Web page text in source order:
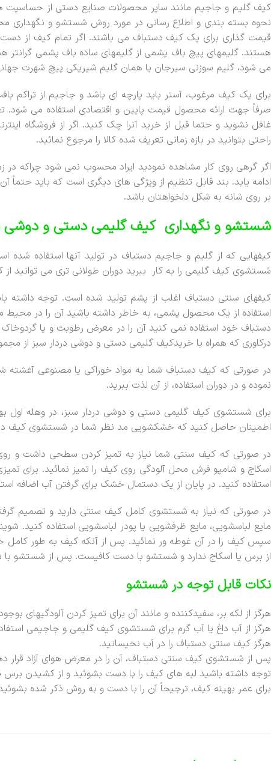
کیف گلیم و جاجیم مانند سایر محصولات صنایع دستی از
نحوه بسته بندی و اطلاع رسانی در مورد روش شستشو و نگهداری
قیمت گذاری برای یک کیف دستباف می باشند. اگر تمام کیف از
هستند. گلیمهای پیچ باف پشمی از گلیمهای ساده باف پشمی گرانتر
می شود، گلیم سوزنی سیرجان یا همان گلیم شیریکی پیچ شهرت
برای یک کیف مرغوب، آستر باید پارچه ای باشد و جاجیم از تراکم
صرفاً جهت ارائه محصول قیمت پایین و اقتصادی استفاده می شود.
غافل نشوید و حتما قبل از خرید آنرا چک کنید. اگر از فروشگاه
راحتی بتوانید در بازه زمانی تعریف شده کالا را مرجوع نمائید.
اگر گرهی روی کار مشاهده نمودید ایراد محسوب نمی شود چراکه
ادامه یابد. بند قابل تنظیم از ویژگی های دیگری است که باید
بر روی شانه به شکل دلخواهتان باشد.
شستشو و نگهداری کیف گلیمی دستی و دوشی
کیفهایی که از گلیم و جاجیم دستباف در تولید آنها استفاده شده
شستشوی کیف گلیمی را به کار ببرید دوران طولانی تری می توانید از
کیفهای سنتی دستباف اغلب از پشم تولید شده است. توجه
استفاده از یک محصول پشمی، به خاطر داشته باشید آن را در
دستباف خود استفاده نمی کنید آن را در معرض رطوبت و یا گردوخاک
درکاوری که همراه با خریدکیف گلیمی دستی و دوشی دردار سبز از
در صورتی که کیف دستباف شما به مواد خوراکی یا مصنوعی
نموده و در دوران استفاده، از آن لذت ببرید.
برای شستشوی کیف گلیمی دستی و دوشی دردار سبز، در وهله اول
اطمینان حاصل کنید که خشکشویی مد نظر شما در شستشوی کیف
در صورتی که کیف سنتی شما نیاز به تمیز کردن سطحی داشت و روی
اسکاج و شامپو فرش محل آلودگی روی کیف را تمیز نمائید. برای
استفاده کنید. در پایان از یک دستمال خشک برای گرفتن آب اضافه
در صورتی که نیاز به شستشوی کامل کیف سنتی دارید و تصمیم
مایع لباسشویی، مایع ظرفشویی یا پودر لباسشویی استفاده کنید.
سپس کیف را در آن غوطه ور نمائید. پس از آنکه کیف به طور
از برس یا اسکاج ندارد و شستشو با دست کافیست. پس از شستشو با
نکات قابل توجه در شستشو
هرگز از لکه بر، سفیدکننده و مانند آن برای تمیز کردن آلودگیهای
هرگز از آب داغ یا آب گرم برای شستشوی کیف گلیمی و جاجیمی
هرگز کیف سنتی دستباف را در آب نخیسانید.
پس از شستشوی کیف سنتی دستباف، آن را در معرض هوای آزاد قرار
توجه داشته باشید لبه های کیف را با دست بشوئید و از کشیدن برس
برای عمر بهینه کیف، ترجیحاً آن را با دست و به روش ذکر شده